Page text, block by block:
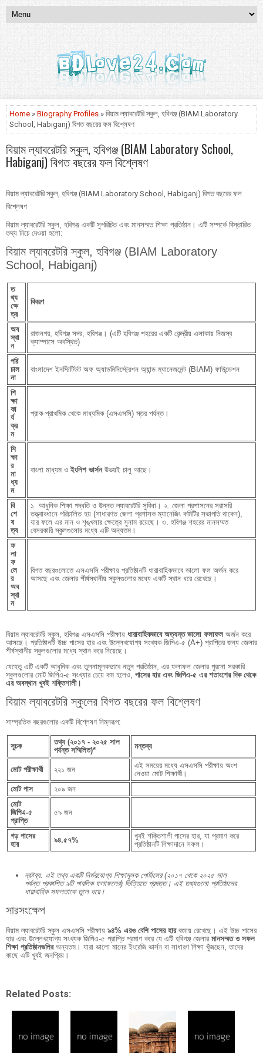
Home » Biography Profiles » বিয়াম ল্যাবরেটরি স্কুল, হবিগঞ্জ (BIAM Laboratory
School, Habiganj) বিগত বছরের ফল বিশ্লেষণ
বিয়াম ল্যাবরেটরি স্কুল, হবিগঞ্জ (BIAM Laboratory School,
Habiganj) বিগত বছরের ফল বিশ্লেষণ
বিয়াম ল্যাবরেটরি স্কুল, হবিগঞ্জ (BIAM Laboratory School, Habiganj) বিগত বছরের ফল
বিশ্লেষণ
বিয়াম ল্যাবরেটরি স্কুল, হবিগঞ্জ একটি সুপরিচিত এবং মানসম্মত শিক্ষা প্রতিষ্ঠান। এটি সম্পর্কে বিস্তারিত
তথ্য নিচে দেওয়া হলো:
বিয়াম ল্যাবরেটরি স্কুল, হবিগঞ্জ (BIAM Laboratory
School, Habiganj)
ত
থ্য
ক্ষে
ত্র
বিবরণ
অব
স্থা
ন
রাজনগর, হবিগঞ্জ সদর, হবিগঞ্জ। (এটি হবিগঞ্জ শহরের একটি কেন্দ্রীয় এলাকায় নিজস্ব
ক্যাম্পাসে অবস্থিত)
পরি
চাল
না
বাংলাদেশ ইনস্টিটিউট অফ অ্যাডমিনিস্ট্রেশন অ্যান্ড ম্যানেজমেন্ট (BIAM) ফাউন্ডেশন
শি
ক্ষা
কা
র্য
ক্র
ম
প্রাক-প্রাথমিক থেকে মাধ্যমিক (এসএসসি) স্তর পর্যন্ত।
শি
ক্ষা
র
মা
ধ্য
ম
বাংলা মাধ্যম ও ইংলিশ ভার্সনউভয়ই চালু আছে।
বি
শে
ষ
ত্ব
১. আধুনিক শিক্ষা পদ্ধতি ও উন্নত ল্যাবরেটরি সুবিধা। ২. জেলা প্রশাসনের সরাসরি
তত্ত্বাবধানে পরিচালিত হয় (সাধারণত জেলা প্রশাসক ম্যানেজিং কমিটির সভাপতি থাকেন),
যার ফলে এর মান ও শৃঙ্খলার ক্ষেত্রে সুনাম রয়েছে। ৩. হবিগঞ্জ শহরের মানসম্মত
বেসরকারি স্কুলগুলোর মধ্যে এটি অন্যতম।
ফ
লা
ফ
লে
র
অব
স্থা
ন
বিগত বছরগুলোতে এসএসসি পরীক্ষায় প্রতিষ্ঠানটি ধারাবাহিকভাবে ভালো ফল অর্জন করে
আসছে এবং জেলার শীর্ষস্থানীয় স্কুলগুলোর মধ্যে একটি স্থান ধরে রেখেছে।
বিয়াম ল্যাবরেটরি স্কুল, হবিগঞ্জ এসএসসি পরীক্ষায় ধারাবাহিকভাবে অত্যন্ত ভালো ফলাফল অর্জন করে
আসছে। প্রতিষ্ঠানটি উচ্চ পাসের হার এবং উল্লেখযোগ্য সংখ্যক জিপিএ-৫ (A+) প্রাপ্তির জন্য জেলার
শীর্ষস্থানীয় স্কুলগুলোর মধ্যে স্থান করে নিয়েছে।
যেহেতু এটি একটি আধুনিক এবং তুলনামূলকভাবে নতুন প্রতিষ্ঠান, এর ফলাফল জেলার পুরনো সরকারি
স্কুলগুলোর মোট জিপিএ-৫ সংখ্যার চেয়ে কম হলেও, পাসের হার এবং জিপিএ-৫ এর শতাংশের দিক থেকে
এর অবস্থান খুবই শক্তিশালী।
বিয়াম ল্যাবরেটরি স্কুলের বিগত বছরের ফল বিশ্লেষণ
সাম্প্রতিক বছরগুলোর একটি বিশ্লেষণ নিম্নরূপ:
সূচক
তথ্য (২০১৭ - ২০২৫ সাল
পর্যন্ত সম্মিলিত)*
মন্তব্য
মোট পরীক্ষার্থী ২২১ জন
এই সময়ের মধ্যে এসএসসি পরীক্ষায় অংশ
নেওয়া মোট শিক্ষার্থী।
মোট পাস
২০৯ জন
মোট
জিপিএ-৫
প্রাপ্তি
৫৯ জন
গড় পাসের
হার
৯৪.৫৭%
খুবই শক্তিশালী পাসের হার, যা প্রমাণ করে
প্রতিষ্ঠানটি শিক্ষাদানে সফল।
দ্রষ্টব্য: এই তথ্য একটি নির্ভরযোগ্য শিক্ষামূলক পোর্টালের (২০১৭ থেকে ২০২৫ সাল
পর্যন্ত প্রকাশিত ৯টি পাবলিক ফলাফলের) ভিত্তিতে প্রদত্ত। এই তথ্যগুলো প্রতিষ্ঠানের
ধারাবাহিক সফলতাকে তুলে ধরে।
সারসংক্ষেপ
বিয়াম ল্যাবরেটরি স্কুল এসএসসি পরীক্ষায় ৯৪% এরও বেশি পাসের হারবজায় রেখেছে। এই উচ্চ পাসের
হার এবং উল্লেখযোগ্য সংখ্যক জিপিএ-৫ প্রাপ্তি প্রমাণ করে যে এটি হবিগঞ্জ জেলার মানসম্মত ও সফল
শিক্ষা প্রতিষ্ঠানগুলিরঅন্যতম। যারা ভালো মানের ইংরেজি ভার্সন বা সাধারণ শিক্ষা খুঁজছেন, তাদের
কাছে এটি খুবই জনপ্রিয়।
Related Posts: